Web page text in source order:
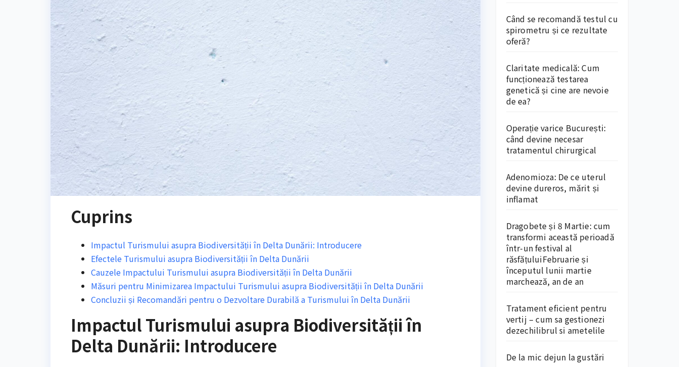
Cuprins
Impactul Turismului asupra Biodiversității în Delta Dunării: Introducere
Efectele Turismului asupra Biodiversității în Delta Dunării
Cauzele Impactului Turismului asupra Biodiversității în Delta Dunării
Măsuri pentru Minimizarea Impactului Turismului asupra Biodiversității în Delta Dunării
Concluzii și Recomandări pentru o Dezvoltare Durabilă a Turismului în Delta Dunării
Impactul Turismului asupra Biodiversității în
Delta Dunării: Introducere
Când se recomandă testul cu
spirometru și ce rezultate
oferă?
Claritate medicală: Cum
funcționează testarea
genetică și cine are nevoie
de ea?
Operație varice București:
când devine necesar
tratamentul chirurgical
Adenomioza: De ce uterul
devine dureros, mărit și
inflamat
Dragobete și 8 Martie: cum
transformi această perioadă
într-un festival al
răsfățuluiFebruarie și
începutul lunii martie
marchează, an de an
Tratament eficient pentru
vertij – cum sa gestionezi
dezechilibrul si ametelile
De la mic dejun la gustări